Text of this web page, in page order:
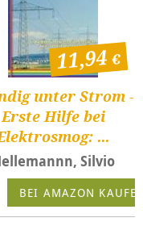
unter Strom -
Erste Hilfe bei
...
Silvio
11,94
BEI AMAZON